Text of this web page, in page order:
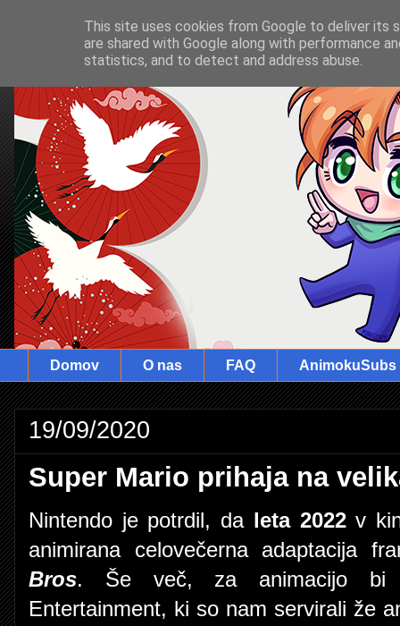
Domov O nas FAQ AnimokuSubs
19/09/2020
Super Mario prihaja na
Nintendo je potrdil, da leta 2022v
animirana celovečerna adaptacija
Bros. Še več, za animacijo bi
Entertainment, ki so nam servirali že
This site uses cookies from Google to deliver its
are shared with Google along with performance
statistics, and to detect and address abuse.